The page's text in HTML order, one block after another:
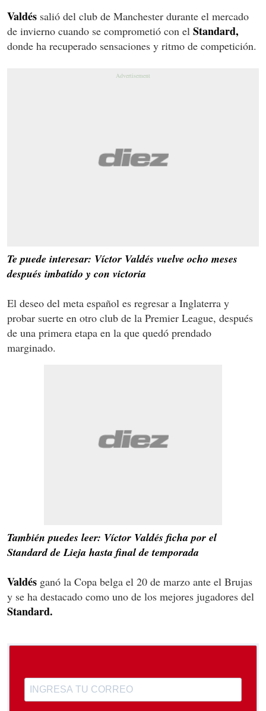
Valdés salió del club de Manchester durante el mercado
de invierno cuando se comprometió con el Standard,
donde ha recuperado sensaciones y ritmo de competición.
Te puede interesar: Víctor Valdés vuelve ocho meses
después imbatido y con victoria
El deseo del meta español es regresar a Inglaterra y
probar suerte en otro club de la Premier League, después
de una primera etapa en la que quedó prendado
marginado.
También puedes leer: Víctor Valdés ficha por el
Standard de Lieja hasta final de temporada
Valdés ganó la Copa belga el 20 de marzo ante el Brujas
y se ha destacado como uno de los mejores jugadores del
Standard.